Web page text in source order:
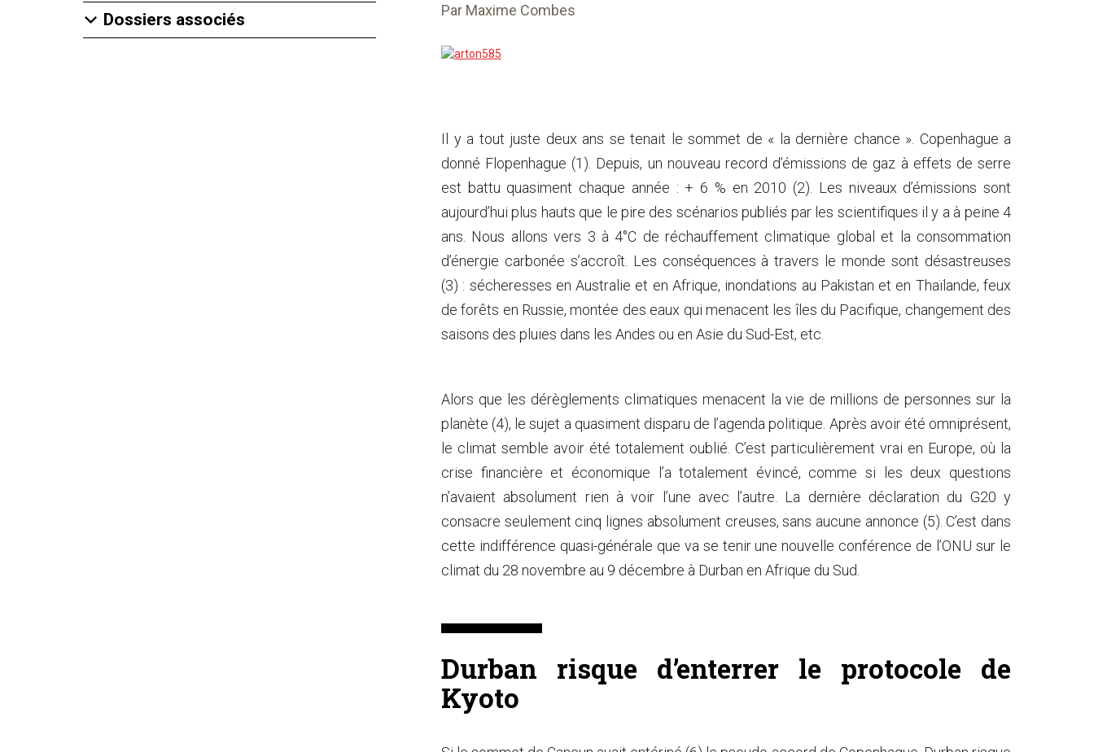
Dossiers associés
Par Maxime Combes
Il y a tout juste deux ans se tenait le sommet de « la dernière chance ». Copenhague a
donné Flopenhague (1). Depuis, un nouveau record d’émissions de gaz à effets de serre
est battu quasiment chaque année : + 6 % en 2010 (2). Les niveaux d’émissions sont
aujourd’hui plus hauts que le pire des scénarios publiés par les scientifiques il y a à peine 4
ans. Nous allons vers 3 à 4°C de réchauffement climatique global et la consommation
d’énergie carbonée s’accroît. Les conséquences à travers le monde sont désastreuses
(3) : sécheresses en Australie et en Afrique, inondations au Pakistan et en Thaïlande, feux
de forêts en Russie, montée des eaux qui menacent les îles du Pacifique, changement des
saisons des pluies dans les Andes ou en Asie du Sud-Est, etc.
Alors que les dérèglements climatiques menacent la vie de millions de personnes sur la
planète (4), le sujet a quasiment disparu de l’agenda politique. Après avoir été omniprésent,
le climat semble avoir été totalement oublié. C’est particulièrement vrai en Europe, où la
crise financière et économique l’a totalement évincé, comme si les deux questions
n’avaient absolument rien à voir l’une avec l’autre. La dernière déclaration du G20 y
consacre seulement cinq lignes absolument creuses, sans aucune annonce (5). C’est dans
cette indifférence quasi-générale que va se tenir une nouvelle conférence de l’ONU sur le
climat du 28 novembre au 9 décembre à Durban en Afrique du Sud.
Durban risque d’enterrer le protocole de
Kyoto